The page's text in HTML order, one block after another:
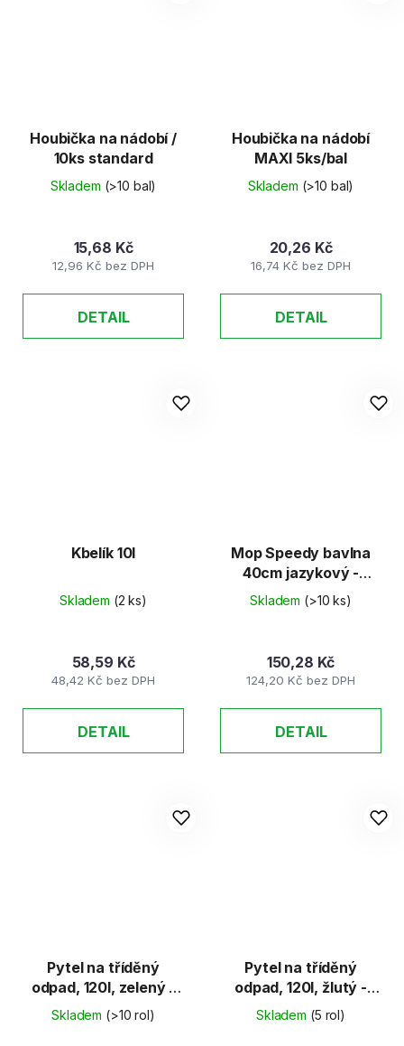
Houbička na nádobí /
10ks standard
Skladem (>10 bal)
12,96 Kč bez DPH
15,68 Kč
DETAIL
Houbička na nádobí
MAXI 5ks/bal
Skladem (>10 bal)
16,74 Kč bez DPH
20,26 Kč
DETAIL
Kbelík 10l
Skladem (2 ks)
48,42 Kč bez DPH
58,59 Kč
DETAIL
Mop Speedy bavlna
40cm jazykový -
náhradní
Skladem (>10 ks)
124,20 Kč bez DPH
150,28 Kč
DETAIL
Pytel na tříděný
odpad, 120l, zelený -
SKLO 15ks/rol
Skladem (>10 rol)
Pytel na tříděný
odpad, 120l, žlutý -
PLAST 25ks/rol
Skladem (5 rol)